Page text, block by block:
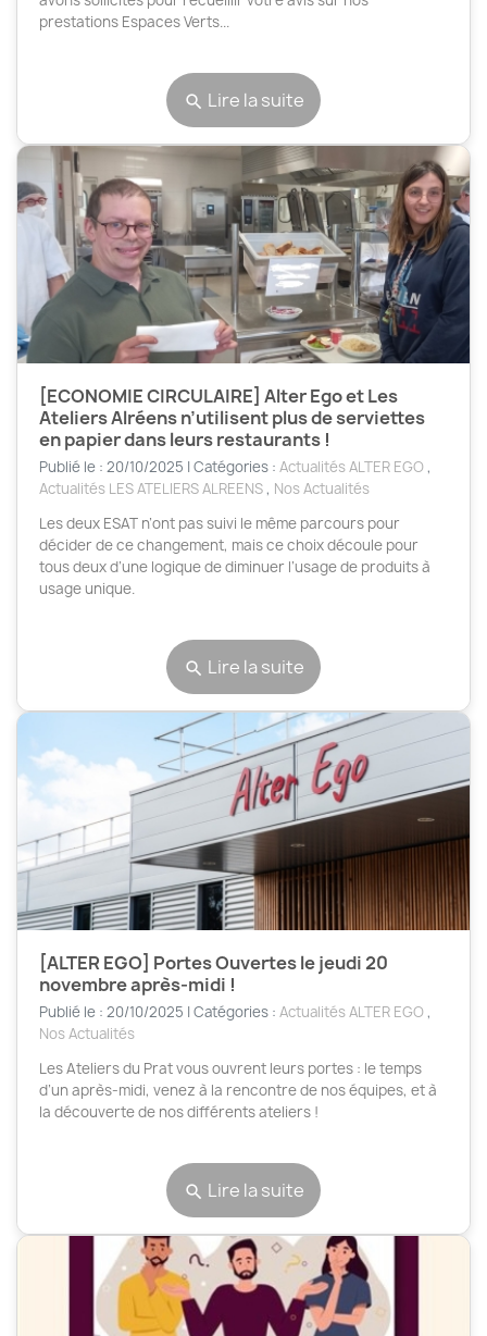
prestations Espaces Verts...
search Lire la suite
[ECONOMIE CIRCULAIRE] Alter Ego et Les
Ateliers Alréens n’utilisent plus de serviettes
en papier dans leurs restaurants !
Publié le : 20/10/2025 | Catégories : Actualités ALTER EGO,
Actualités LES ATELIERS ALREENS, Nos Actualités
Les deux ESAT n’ont pas suivi le même parcours pour
décider de ce changement, mais ce choix découle pour
tous deux d’une logique de diminuer l’usage de produits à
usage unique.
search Lire la suite
[ALTER EGO] Portes Ouvertes le jeudi 20
novembre après-midi !
Publié le : 20/10/2025 | Catégories : Actualités ALTER EGO,
Nos Actualités
Les Ateliers du Prat vous ouvrent leurs portes : le temps
d’un après-midi, venez à la rencontre de nos équipes, et à
la découverte de nos différents ateliers !
search Lire la suite